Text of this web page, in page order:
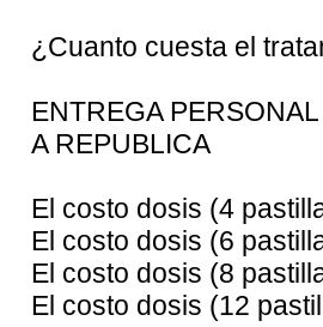
¿Cuanto cuesta el
ENTREGA
A REPUBLICA
El costo dosis (4
El costo dosis (6
El costo dosis (8
El costo dosis (12